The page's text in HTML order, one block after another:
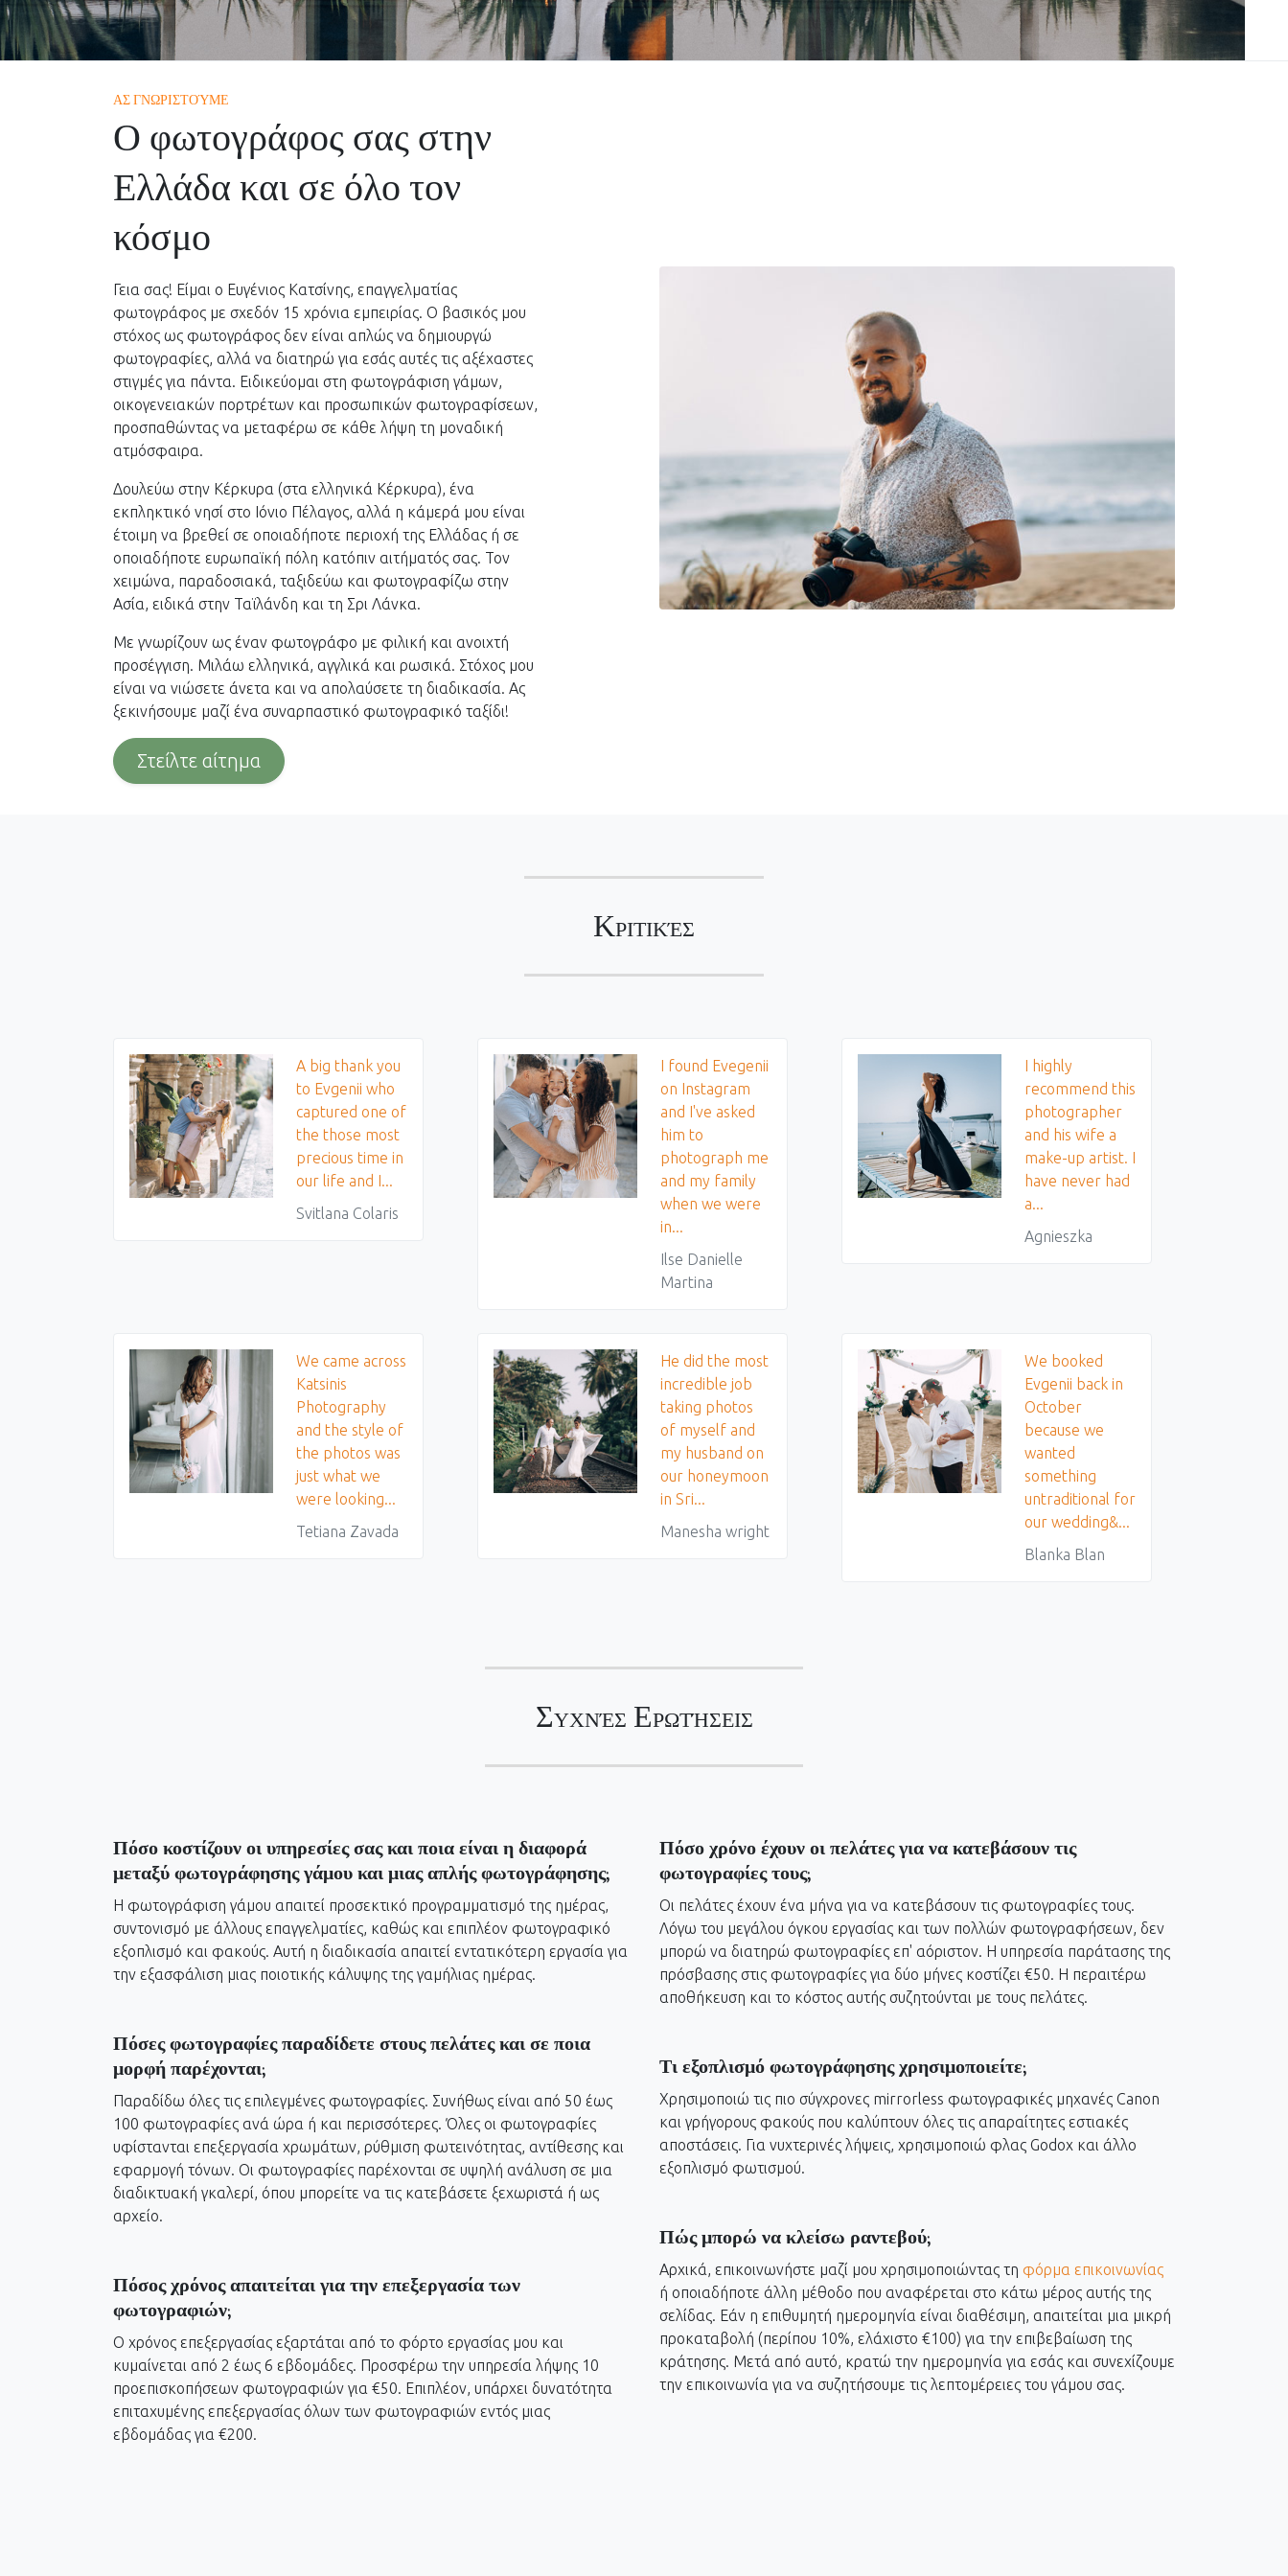
ΑΣ ΓΝΩΡΙΣΤΟΎΜΕ
Ο φωτογράφος σας στην
Ελλάδα και σε όλο τον
κόσμο
Γεια σας! Είμαι ο Ευγένιος Κατσίνης, επαγγελματίας
φωτογράφος με σχεδόν 15 χρόνια εμπειρίας. Ο βασικός μου
στόχος ως φωτογράφος δεν είναι απλώς να δημιουργώ
φωτογραφίες, αλλά να διατηρώ για εσάς αυτές τις αξέχαστες
στιγμές για πάντα. Ειδικεύομαι στη φωτογράφιση γάμων,
οικογενειακών πορτρέτων και προσωπικών φωτογραφίσεων,
προσπαθώντας να μεταφέρω σε κάθε λήψη τη μοναδική
ατμόσφαιρα.
Δουλεύω στην Κέρκυρα (στα ελληνικά Κέρκυρα), ένα
εκπληκτικό νησί στο Ιόνιο Πέλαγος, αλλά η κάμερά μου είναι
έτοιμη να βρεθεί σε οποιαδήποτε περιοχή της Ελλάδας ή σε
οποιαδήποτε ευρωπαϊκή πόλη κατόπιν αιτήματός σας. Τον
χειμώνα, παραδοσιακά, ταξιδεύω και φωτογραφίζω στην
Ασία, ειδικά στην Ταϊλάνδη και τη Σρι Λάνκα.
Με γνωρίζουν ως έναν φωτογράφο με φιλική και ανοιχτή
προσέγγιση. Μιλάω ελληνικά, αγγλικά και ρωσικά. Στόχος μου
είναι να νιώσετε άνετα και να απολαύσετε τη διαδικασία. Ας
ξεκινήσουμε μαζί ένα συναρπαστικό φωτογραφικό ταξίδι!
Στείλτε αίτημα
Κριτικές
A big thank you
to Evgenii who
captured one of
the those most
precious time in
our life and I...
Svitlana Colaris
I found Evegenii
on Instagram
and I've asked
him to
photograph me
and my family
when we were
in...
Ilse Danielle
Martina
I highly
recommend this
photographer
and his wife a
make-up artist. I
have never had
a...
Agnieszka
We came across
Katsinis
Photography
and the style of
the photos was
just what we
were looking...
Tetiana Zavada
He did the most
incredible job
taking photos
of myself and
my husband on
our honeymoon
in Sri...
Manesha wright
We booked
Evgenii back in
October
because we
wanted
something
untraditional for
our wedding&...
Blanka Blan
Συχνές Ερωτήσεις
Πόσο κοστίζουν οι υπηρεσίες σας και ποια είναι η διαφορά
μεταξύ φωτογράφησης γάμου και μιας απλής φωτογράφησης;
Η φωτογράφιση γάμου απαιτεί προσεκτικό προγραμματισμό της ημέρας,
συντονισμό με άλλους επαγγελματίες, καθώς και επιπλέον φωτογραφικό
εξοπλισμό και φακούς. Αυτή η διαδικασία απαιτεί εντατικότερη εργασία για
την εξασφάλιση μιας ποιοτικής κάλυψης της γαμήλιας ημέρας.
Πόσες φωτογραφίες παραδίδετε στους πελάτες και σε ποια
μορφή παρέχονται;
Παραδίδω όλες τις επιλεγμένες φωτογραφίες. Συνήθως είναι από 50 έως
100 φωτογραφίες ανά ώρα ή και περισσότερες. Όλες οι φωτογραφίες
υφίστανται επεξεργασία χρωμάτων, ρύθμιση φωτεινότητας, αντίθεσης και
εφαρμογή τόνων. Οι φωτογραφίες παρέχονται σε υψηλή ανάλυση σε μια
διαδικτυακή γκαλερί, όπου μπορείτε να τις κατεβάσετε ξεχωριστά ή ως
αρχείο.
Πόσος χρόνος απαιτείται για την επεξεργασία των
φωτογραφιών;
Ο χρόνος επεξεργασίας εξαρτάται από το φόρτο εργασίας μου και
κυμαίνεται από 2 έως 6 εβδομάδες. Προσφέρω την υπηρεσία λήψης 10
προεπισκοπήσεων φωτογραφιών για €50. Επιπλέον, υπάρχει δυνατότητα
επιταχυμένης επεξεργασίας όλων των φωτογραφιών εντός μιας
εβδομάδας για €200.
Πόσο χρόνο έχουν οι πελάτες για να κατεβάσουν τις
φωτογραφίες τους;
Οι πελάτες έχουν ένα μήνα για να κατεβάσουν τις φωτογραφίες τους.
Λόγω του μεγάλου όγκου εργασίας και των πολλών φωτογραφήσεων, δεν
μπορώ να διατηρώ φωτογραφίες επ' αόριστον. Η υπηρεσία παράτασης της
πρόσβασης στις φωτογραφίες για δύο μήνες κοστίζει €50. Η περαιτέρω
αποθήκευση και το κόστος αυτής συζητούνται με τους πελάτες.
Τι εξοπλισμό φωτογράφησης χρησιμοποιείτε;
Χρησιμοποιώ τις πιο σύγχρονες mirrorless φωτογραφικές μηχανές Canon
και γρήγορους φακούς που καλύπτουν όλες τις απαραίτητες εστιακές
αποστάσεις. Για νυχτερινές λήψεις, χρησιμοποιώ φλας Godox και άλλο
εξοπλισμό φωτισμού.
Πώς μπορώ να κλείσω ραντεβού;
Αρχικά, επικοινωνήστε μαζί μου χρησιμοποιώντας τη φόρμα επικοινωνίας
ή οποιαδήποτε άλλη μέθοδο που αναφέρεται στο κάτω μέρος αυτής της
σελίδας. Εάν η επιθυμητή ημερομηνία είναι διαθέσιμη, απαιτείται μια μικρή
προκαταβολή (περίπου 10%, ελάχιστο €100) για την επιβεβαίωση της
κράτησης. Μετά από αυτό, κρατώ την ημερομηνία για εσάς και συνεχίζουμε
την επικοινωνία για να συζητήσουμε τις λεπτομέρειες του γάμου σας.